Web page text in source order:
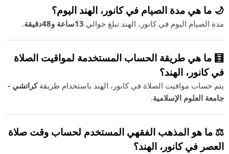
🌙 ما هي مدة الصيام في كانور، الهند اليوم؟
مدة الصيام اليوم في كانور، الهند تبلغ حوالي 13ساعة و48دقيقة .
🧮 ما هي طريقة الحساب المستخدمة لمواقيت الصلاة
في كانور، الهند؟
يتم حساب مواقيت الصلاة في كانور، الهند باستخدام طريقةكراتشي -
جامعة العلوم الإسلامية.
⚖️ ما هو المذهب الفقهي المستخدم لحساب وقت صلاة
العصر في كانور، الهند؟